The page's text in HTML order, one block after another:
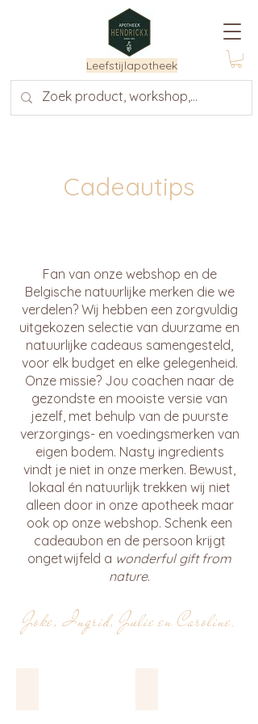
Leefstijlapotheek
Cadeautips
Fan van onze webshop en de
Belgische natuurlijke merken die we
verdelen? Wij hebben een zorgvuldig
uitgekozen selectie van duurzame en
natuurlijke cadeaus samengesteld,
voor elk budget en elke gelegenheid.
Onze missie? Jou coachen naar de
gezondste en mooiste versie van
jezelf, met behulp van de puurste
verzorgings- en voedingsmerken van
eigen bodem. Nasty ingredients
vindt je niet in onze merken. Bewust,
lokaal én natuurlijk trekken wij niet
alleen door in onze apotheek maar
ook op onze webshop. Schenk een
cadeaubon en de persoon krijgt
ongetwijfeld a wonderful gift from
nature.
Joke, Ingrid, Julie en Caroline.